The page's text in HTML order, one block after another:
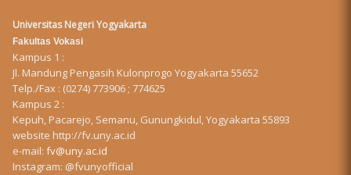
Universitas Negeri Yogyakarta
Fakultas Vokasi
Kampus 1 :
Jl. Mandung Pengasih Kulonprogo Yogyakarta 55652
Telp./Fax : (0274) 773906 ; 774625
Kampus 2 :
Kepuh, Pacarejo, Semanu, Gunungkidul, Yogyakarta 55893
website http://fv.uny.ac.id
e-mail:fv@uny.ac.id
Instagram: @fvunyofficial